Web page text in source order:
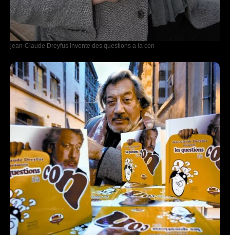
jean-Claude Dreyfus invente des questions a la con